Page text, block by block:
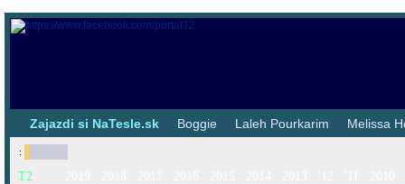
| Zajazdi si NaTesle.sk | Boggie | Laleh Pourkarim | Melissa
:
T2